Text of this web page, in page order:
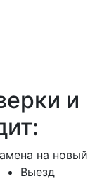
и
на новый
Выезд